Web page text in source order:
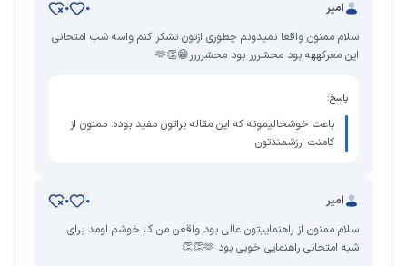
امیر 0
0
سلام ممنون واقعا نمیدونم چطوری ازتون تشکر کنم واسه شب امتحانی
این معرکههه بود محشررر بود محشرررر😁👏🫶
پاسخ:
باعث خوشحالیمونه که این مقاله براتون مفید بوده. ممنون از
کامنت ارزشمندتون
امیر 0
0
سلام ممنون از راهنماییتون عالی بود واقعن من ک خوشم اومد برای
شبه امتحانی راهنمایی خوبی بود 🫶👏👏